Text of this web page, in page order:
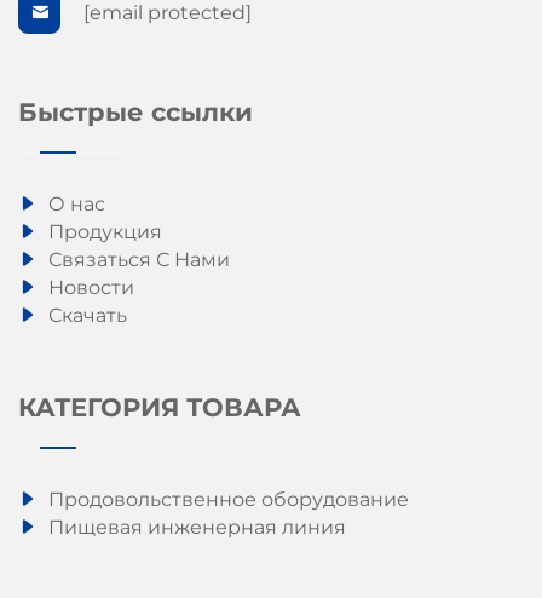
[email protected]
Быстрые ссылки
О нас
Продукция
Связаться С Нами
Новости
Скачать
КАТЕГОРИЯ ТОВАРА
Продовольственное оборудование
Пищевая инженерная линия